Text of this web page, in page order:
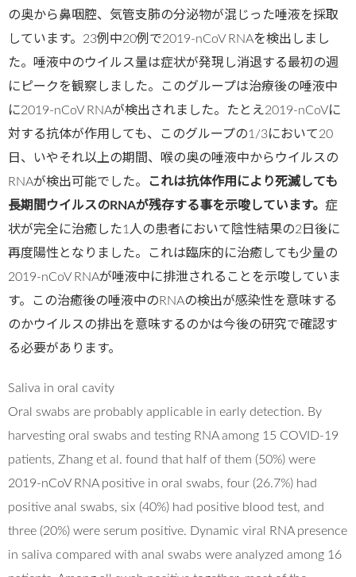
の奥から鼻咽腔、気管支肺の分泌物が混じった唾液を採取
しています。23例中20例で2019-nCoV RNAを検出しまし
た。唾液中のウイルス量は症状が発現し消退する最初の週
にピークを観察しました。このグループは治療後の唾液中
に2019-nCoV RNAが検出されました。たとえ2019-nCoVに
対する抗体が作用しても、このグループの1/3において20
日、いやそれ以上の期間、喉の奥の唾液中からウイルスの
RNAが検出可能でした。
これは抗体作用により死滅しても
長期間ウイルスのRNAが残存する事を示唆しています。 症
状が完全に治癒した1人の患者において陰性結果の2日後に
再度陽性となりました。これは臨床的に治癒しても少量の
2019-nCoV RNAが唾液中に排泄されることを示唆していま
す。この治癒後の唾液中のRNAの検出が感染性を意味する
のかウイルスの排出を意味するのかは今後の研究で確認す
る必要があります。
Saliva in oral cavity
Oral swabs are probably applicable in early detection. By
harvesting oral swabs and testing RNA among 15 COVID-19
patients, Zhang et al. found that half of them (50%) were
2019-nCoV RNA positive in oral swabs, four (26.7%) had
positive anal swabs, six (40%) had positive blood test, and
three (20%) were serum positive. Dynamic viral RNA presence
in saliva compared with anal swabs were analyzed among 16